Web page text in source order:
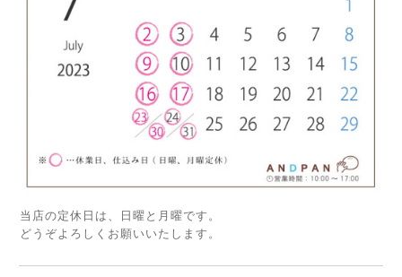
当店の定休日は、日曜と月曜です。
どうぞよろしくお願いいたします。